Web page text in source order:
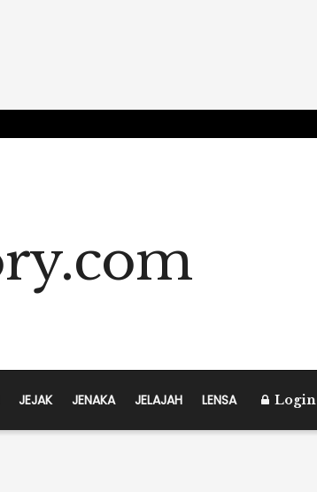
JEJAK JENAKA JELAJAH LENSA Login